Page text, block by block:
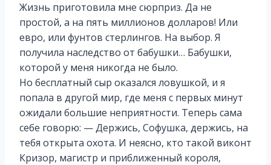
Жизнь приготовила мне сюрприз. Да не
простой, а на пять миллионов долларов! Или
евро, или фунтов стерлингов. На выбор. Я
получила наследство от бабушки… Бабушки,
которой у меня никогда не было.
Но бесплатный сыр оказался ловушкой, и я
попала в другой мир, где меня с первых минут
ожидали большие неприятности. Теперь сама
себе говорю: — Держись, Софушка, держись, на
тебя открыта охота. И неясно, кто такой виконт
Кризор, магистр и приближенный короля,